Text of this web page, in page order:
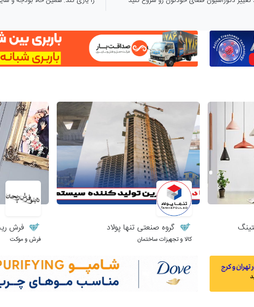
گروه صنعتی تنها پولاد
کالا و تجهیزات ساختمان
فرش
فرش و موکت